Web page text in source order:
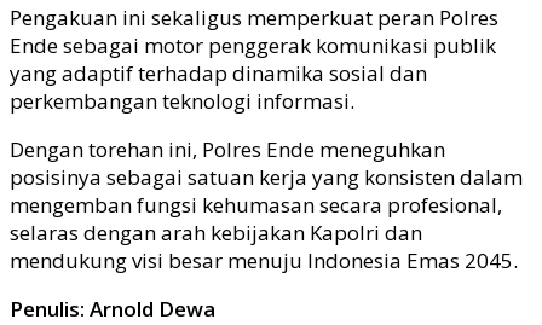
Pengakuan ini sekaligus memperkuat peran Polres
Ende sebagai motor penggerak komunikasi publik
yang adaptif terhadap dinamika sosial dan
perkembangan teknologi informasi.
Dengan torehan ini, Polres Ende meneguhkan
posisinya sebagai satuan kerja yang konsisten dalam
mengemban fungsi kehumasan secara profesional,
selaras dengan arah kebijakan Kapolri dan
mendukung visi besar menuju Indonesia Emas 2045.
Penulis: Arnold Dewa